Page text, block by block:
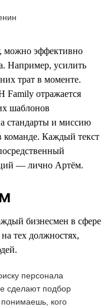
можно эффективно
Например, усилить
трат в моменте.
Family отражается
шаблонов
стандарты и миссию
команде. Каждый текст
— лично Артём.
бизнесмен в сфере
тех должностях,
персонала
сделают подбор
кого